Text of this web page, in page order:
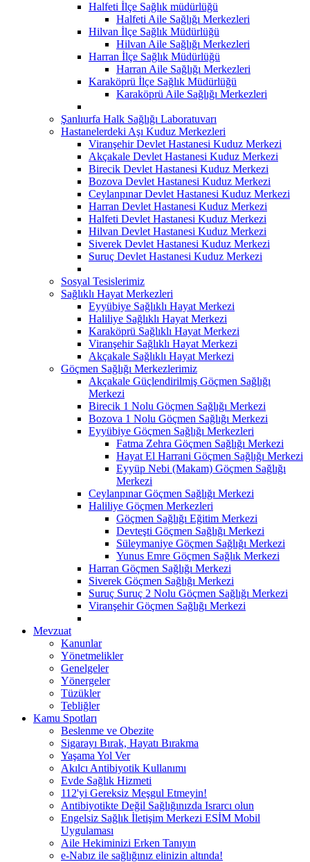
Halfeti İlçe Sağlık müdürlüğü
Halfeti Aile Sağlığı Merkezleri
Hilvan İlçe Sağlık Müdürlüğü
Hilvan Aile Sağlığı Merkezleri
Harran İlçe Sağlık Müdürlüğü
Harran Aile Sağlığı Merkezleri
Karaköprü İlçe Sağlık Müdürlüğü
Karaköprü Aile Sağlığı Merkezleri
Şanlıurfa Halk Sağlığı Laboratuvarı
Hastanelerdeki Aşı Kuduz Merkezleri
Viranşehir Devlet Hastanesi Kuduz Merkezi
Akçakale Devlet Hastanesi Kuduz Merkezi
Birecik Devlet Hastanesi Kuduz Merkezi
Bozova Devlet Hastanesi Kuduz Merkezi
Ceylanpınar Devlet Hastanesi Kuduz Merkezi
Harran Devlet Hastanesi Kuduz Merkezi
Halfeti Devlet Hastanesi Kuduz Merkezi
Hilvan Devlet Hastanesi Kuduz Merkezi
Siverek Devlet Hastanesi Kuduz Merkezi
Suruç Devlet Hastanesi Kuduz Merkezi
Sosyal Tesislerimiz
Sağlıklı Hayat Merkezleri
Eyyübiye Sağlıklı Hayat Merkezi
Haliliye Sağlıklı Hayat Merkezi
Karaköprü Sağlıklı Hayat Merkezi
Viranşehir Sağlıklı Hayat Merkezi
Akçakale Sağlıklı Hayat Merkezi
Göçmen Sağlığı Merkezlerimiz
Akçakale Güçlendirilmiş Göçmen Sağlığı
Merkezi
Birecik 1 Nolu Göçmen Sağlığı Merkezi
Bozova 1 Nolu Göçmen Sağlığı Merkezi
Eyyübiye Göçmen Sağlığı Merkezleri
Fatma Zehra Göçmen Sağlığı Merkezi
Hayat El Harrani Göçmen Sağlığı Merkezi
Eyyüp Nebi (Makam) Göçmen Sağlığı
Merkezi
Ceylanpınar Göçmen Sağlığı Merkezi
Haliliye Göçmen Merkezleri
Göçmen Sağlığı Eğitim Merkezi
Devteşti Göçmen Sağlığı Merkezi
Süleymaniye Göçmen Sağlığı Merkezi
Yunus Emre Göçmen Sağlık Merkezi
Harran Göçmen Sağlığı Merkezi
Siverek Göçmen Sağlığı Merkezi
Suruç Suruç 2 Nolu Göçmen Sağlığı Merkezi
Viranşehir Göçmen Sağlığı Merkezi
Mevzuat
Kanunlar
Yönetmelikler
Genelgeler
Yönergeler
Tüzükler
Tebliğler
Kamu Spotları
Beslenme ve Obezite
Sigarayı Bırak, Hayatı Bırakma
Yaşama Yol Ver
Akılcı Antibiyotik Kullanımı
Evde Sağlık Hizmeti
112'yi Gereksiz Meşgul Etmeyin!
Antibiyotikte Değil Sağlığınızda Israrcı olun
Engelsiz Sağlık İletişim Merkezi ESİM Mobil
Uygulaması
Aile Hekiminizi Erken Tanıyın
e-Nabız ile sağlığınız elinizin altında!